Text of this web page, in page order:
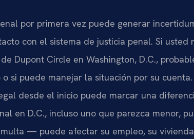
por primera vez puede generar
con el sistema de justicia penal. Si usted
Dupont Circle en Washington, D.C.,
si puede manejar la situación por su
desde el inicio puede marcar una
en D.C., incluso uno que parezca menor,
— puede afectar su empleo, su